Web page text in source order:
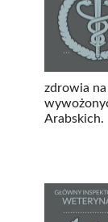
zdrowia
Arabskich.